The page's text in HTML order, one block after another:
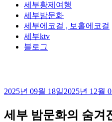
세부황제여행
세부밤문화
세부에코걸 , 보홀에코걸
세부ktv
블로그
2025년 09월 18일2025년 12월
세부 밤문화의 숨겨